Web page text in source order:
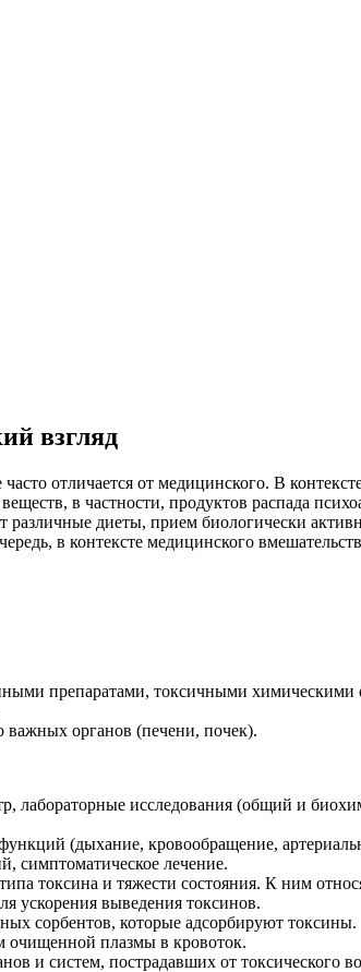
взгляд
отличается от медицинского. В
в частности, продуктов распада
различные диеты, прием биологически
в контексте медицинского
препаратами, токсичными химическими
органов (печени, почек).
лабораторные исследования (общий и
(дыхание, кровообращение,
симптоматическое лечение.
токсина и тяжести состояния. К ним
ускорения выведения токсинов.
сорбентов, которые адсорбируют токсины.
очищенной плазмы в кровоток.
и систем, пострадавших от